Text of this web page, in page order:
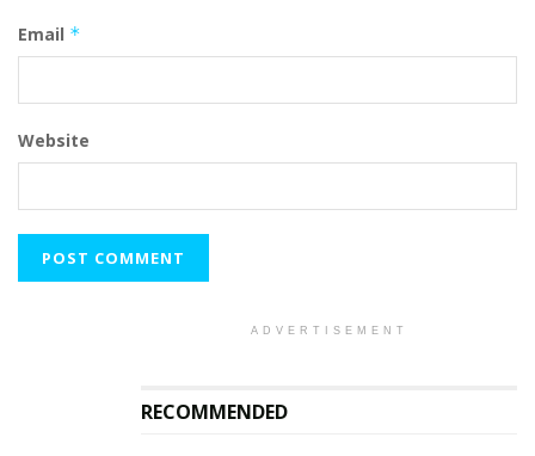
Email *
Website
ADVERTISEMENT
RECOMMENDED